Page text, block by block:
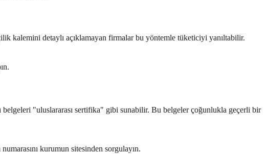
kalemini detaylı açıklamayan firmalar bu yöntemle tüketiciyi yanıltabilir.
belgeleri "uluslararası sertifika" gibi sunabilir. Bu belgeler çoğunlukla geçerli bir
kurumun sitesinden sorgulayın.